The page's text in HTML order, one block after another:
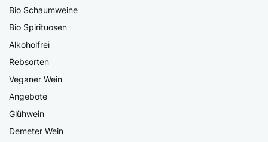
Bio Schaumweine
Bio Spirituosen
Alkoholfrei
Rebsorten
Veganer Wein
Angebote
Glühwein
Demeter Wein